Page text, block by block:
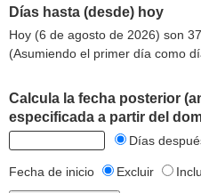
Días hasta (desde) hoy
Hoy (6 de agosto de 2026) son
(Asumiendo el primer día como
Calcula la fecha posterior
especificada a partir del
Días
Fecha de inicio Excluir